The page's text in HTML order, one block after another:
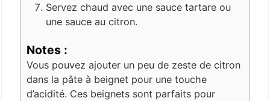
Servez chaud avec une sauce tartare ou
une sauce au citron.
Notes :
Vous pouvez ajouter un peu de zeste de citron
dans la pâte à beignet pour une touche
d’acidité. Ces beignets sont parfaits pour